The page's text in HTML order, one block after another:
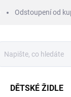
Odstoupení od
DĚTSKÉ ŽIDLE